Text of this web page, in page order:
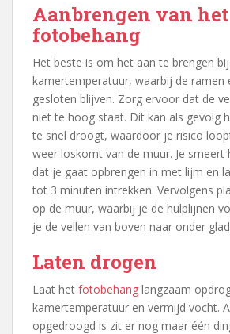
Aanbrengen van het
fotobehang
Het beste is om het aan te brengen
kamertemperatuur, waarbij de ramen
gesloten blijven. Zorg ervoor dat de
niet te hoog staat. Dit kan als gevolg
te snel droogt, waardoor je risico
weer loskomt van de muur. Je smeert
dat je gaat opbrengen in met lijm en
tot 3 minuten intrekken. Vervolgens
op de muur, waarbij je de hulplijnen
je de vellen van boven naar onder
Laten drogen
Laat het fotobehang langzaam
kamertemperatuur en vermijd vocht.
opgedroogd is zit er nog maar één